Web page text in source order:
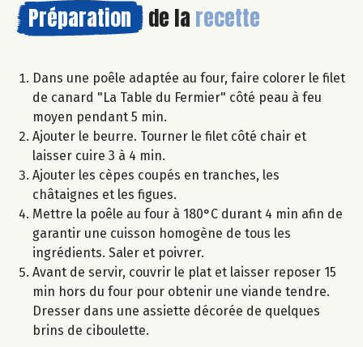
Préparation de la recette
Dans une poêle adaptée au four, faire colorer le filet
de canard "La Table du Fermier" côté peau à feu
moyen pendant 5 min.
Ajouter le beurre. Tourner le filet côté chair et
laisser cuire 3 à 4 min.
Ajouter les cèpes coupés en tranches, les
châtaignes et les figues.
Mettre la poêle au four à 180°C durant 4 min afin de
garantir une cuisson homogène de tous les
ingrédients. Saler et poivrer.
Avant de servir, couvrir le plat et laisser reposer 15
min hors du four pour obtenir une viande tendre.
Dresser dans une assiette décorée de quelques
brins de ciboulette.